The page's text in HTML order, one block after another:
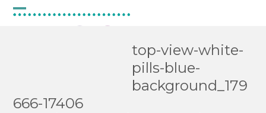
Skip
Open
Close
top-view-white-
pills-blue-
background_179
666-17406